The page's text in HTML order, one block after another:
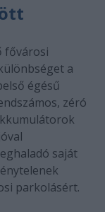
fővárosi
a
égésű
zéró
saját
parkolásért.